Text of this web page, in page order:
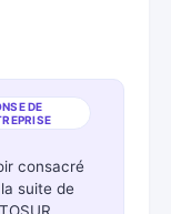
DE
consacré
suite de